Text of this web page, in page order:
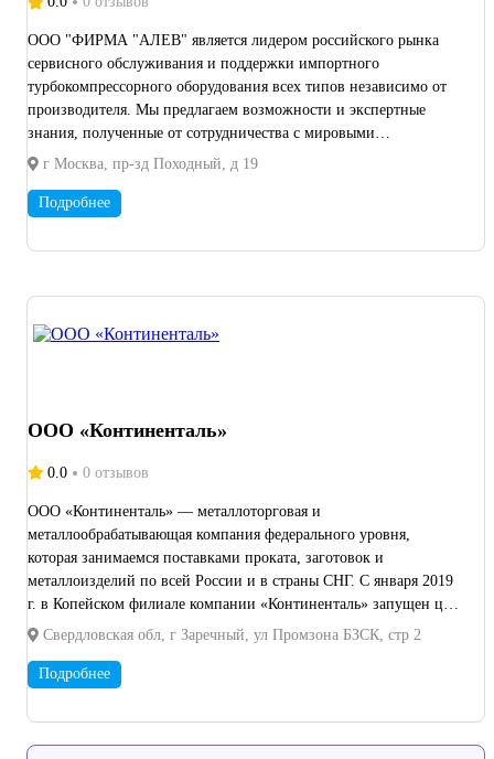
ООО "ФИРМА "АЛЕВ" является лидером российского рынка
сервисного обслуживания и поддержки импортного
турбокомпрессорного оборудования всех типов независимо от
производителя. Мы предлагаем возможности и экспертные
знания, полученные от сотрудничества с мировыми
производителями более чем 25 лет обслуживания наших
"Cooper"), Ariel и пр.) Поставки оригинальных и подбор
производство запасных частей, на оборудовании мировых
обладающими высокой компетентностью и
компании "Ingersoll Rand".
г Москва, пр-зд Походный, д 19
Подробнее
ООО «Континенталь»
0.0 0 отзывов
ООО «Континенталь» — металлоторговая и
металлообрабатывающая компания федерального уровня,
которая занимаемся поставками проката, заготовок и
металлоизделий по всей России и в страны СНГ. С января 2019
г. в Копейском филиале компании «Континенталь» запущен цех
металлообработки, теперь мы рады вам предложить
заготовки, а также услуги металлообработки из давальческого
производство таких изделий как: 1. Крановые колеса. Мы
изготавливаем все возможные типы крановых колес по ГОСТ
Свердловская обл, г Заречный, ул Промзона БЗСК, стр 2
Подробнее